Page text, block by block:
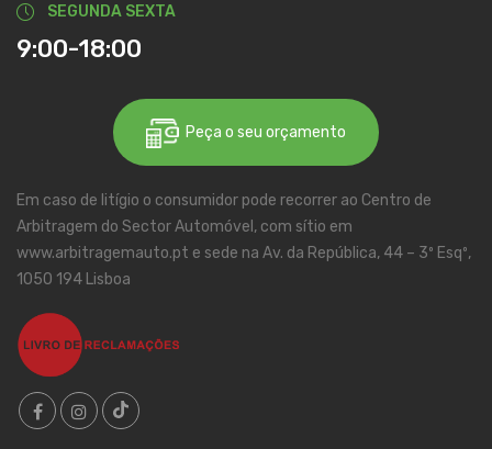
SEGUNDA SEXTA
9:00-18:00
Peça o seu orçamento
Em caso de litígio o consumidor pode recorrer ao Centro de
Arbitragem do Sector Automóvel, com sítio em
www.arbitragemauto.pt e sede na Av. da República, 44 – 3º Esqº,
1050 194 Lisboa